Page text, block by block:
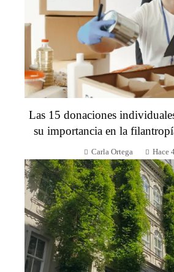
Las 15 donaciones
su importancia en la
Carla Ortega Hace